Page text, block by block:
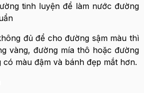
tinh luyện để làm nước đường
đủ để cho đường sậm màu thì
vàng, đường mía thô hoặc đường
màu đậm và bánh đẹp mắt hơn.